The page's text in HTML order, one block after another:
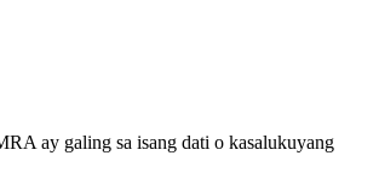
ay galing sa isang dati o kasalukuyang